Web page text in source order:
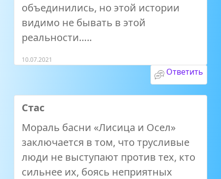
объединились, но этой истории
видимо не бывать в этой
реальности…..
10.07.2021
Ответить
Стас
Мораль басни «Лисица и Осел»
заключается в том, что трусливые
люди не выступают против тех, кто
сильнее их, боясь неприятных